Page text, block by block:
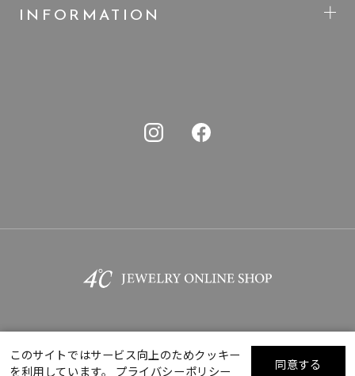
INFORMATION
このサイトではサービス向上のためクッキー
を利用しています。 プライバシーポリシー 同意する